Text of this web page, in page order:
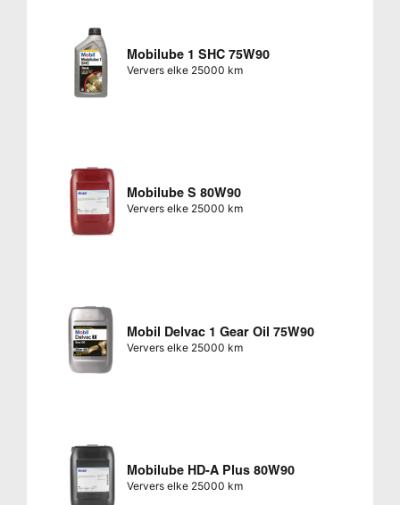
Mobilube 1 SHC 75W90
Ververs elke 25000 km
Mobilube S 80W90
Ververs elke 25000 km
Mobil Delvac 1 Gear Oil 75W90
Ververs elke 25000 km
Mobilube HD-A Plus 80W90
Ververs elke 25000 km